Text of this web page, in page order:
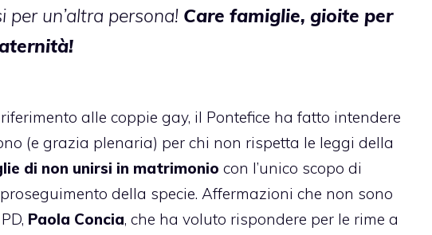
un’altra persona! Care famiglie, gioite per
alle coppie gay, il Pontefice ha fatto intendere
(e grazia plenaria) per chi non rispetta le leggi della
di non unirsi in matrimonio con l’unico scopo di
della specie. Affermazioni che non sono
Paola Concia, che ha voluto rispondere per le rime a